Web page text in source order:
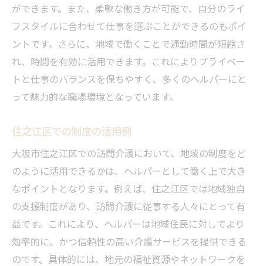
ができます。また、柔軟な働き方が可能で、自分のライ
フスタイルに合わせて仕事を選ぶことができるのもポイ
ントです。さらに、地域で働くことで通勤時間が短縮さ
れ、時間を有効に活用できます。これによりプライベー
トと仕事のバランスを保ちやすく、多くのヘルパーにと
って魅力的な職場環境となっています。
住之江区での制度の活用例
大阪市住之江区での訪問介護において、地域の制度をど
のように活用できるかは、ヘルパーとして働く上で大き
なポイントとなります。例えば、住之江区では地域独自
の支援制度があり、訪問介護に従事する人々にとって有
益です。これにより、ヘルパーは地域住民に対してより
効率的に、かつ信頼性の高い介護サービスを提供できる
のです。具体的には、地元の福祉資源やネットワークを